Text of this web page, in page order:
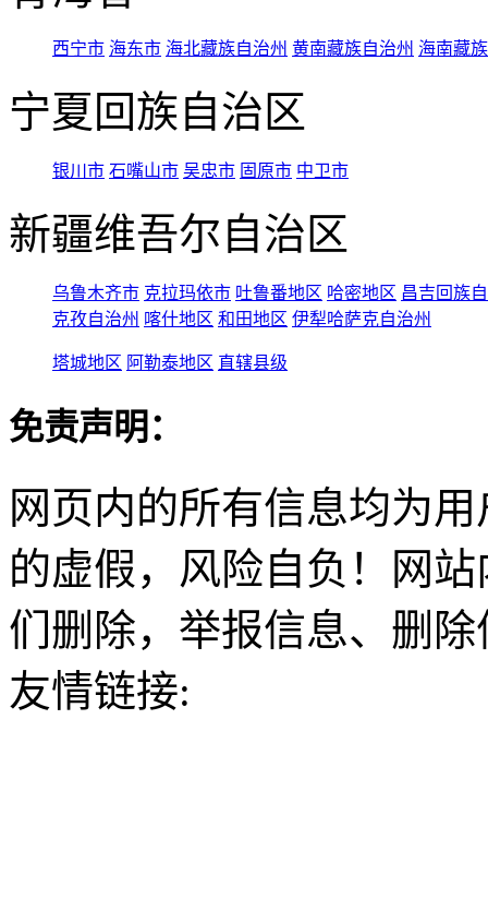
西宁市 海东市 海北藏族自治州 黄南藏族自治州 海南藏
宁夏回族自治区
银川市 石嘴山市 吴忠市 固原市 中卫市
新疆维吾尔自治区
乌鲁木齐市 克拉玛依市 吐鲁番地区 哈密地区 昌吉回族
克孜自治州 喀什地区 和田地区 伊犁哈萨克自治州
塔城地区 阿勒泰地区 直辖县级
免责声明：
网页内的所有信息均为
的虚假，风险自负！网
们删除，举报信息、删
友情链接: